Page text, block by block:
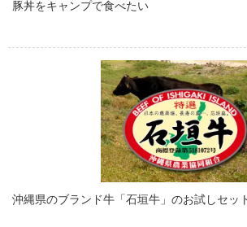
豚丼をキャンプで食べたい
沖縄県のブランド牛「石垣牛」のお試しセッ